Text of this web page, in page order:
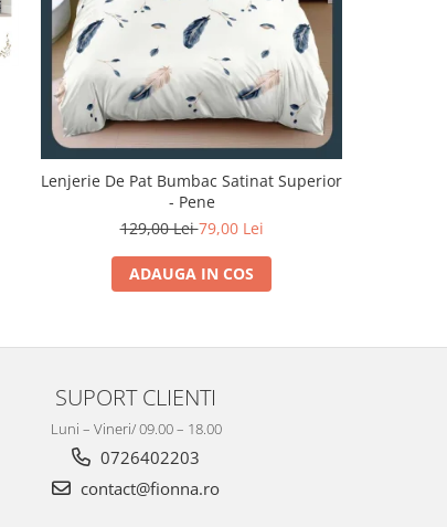
Lenjerie De Pat Bumbac Satinat Superior
- Pene
129,00 Lei79,00 Lei
ADAUGA IN COS
SUPORT CLIENTI
Luni – Vineri/ 09.00 – 18.00
0726402203
contact@fionna.ro